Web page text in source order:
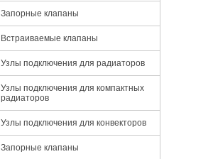
Запорные клапаны
Встраиваемые клапаны
Узлы подключения для радиаторов
Узлы подключения для компактных
радиаторов
Узлы подключения для конвекторов
Запорные клапаны